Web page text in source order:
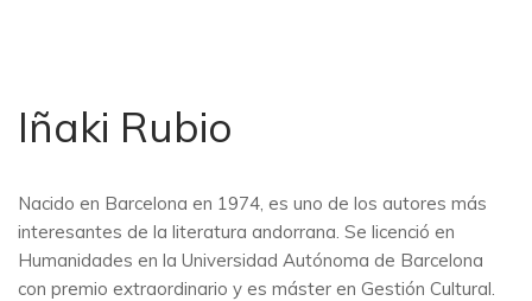
Iñaki Rubio
Nacido en Barcelona en 1974, es uno de los autores más
interesantes de la literatura andorrana. Se licenció en
Humanidades en la Universidad Autónoma de Barcelona
con premio extraordinario y es máster en Gestión Cultural.